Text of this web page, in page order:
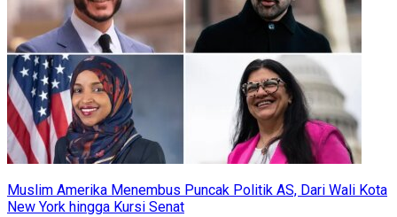
Muslim Amerika Menembus Puncak Politik AS, Dari Wali Kota
New York hingga Kursi Senat